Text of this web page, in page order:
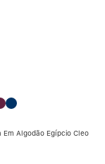
Em Algodão Egípcio Cleo